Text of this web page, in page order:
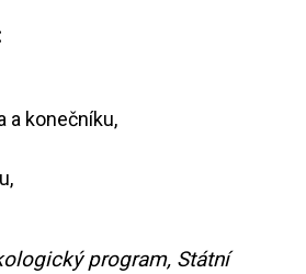
a konečníku,
program, Státní